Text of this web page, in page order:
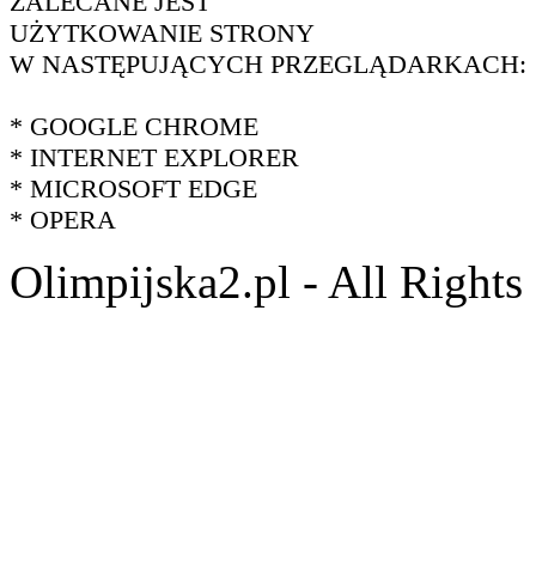
UŻYTKOWANIE STRONY
W NASTĘPUJĄCYCH PRZEGLĄDARKACH:
* GOOGLE CHROME
* INTERNET EXPLORER
* MICROSOFT EDGE
* OPERA
Olimpijska2.pl - All Rights